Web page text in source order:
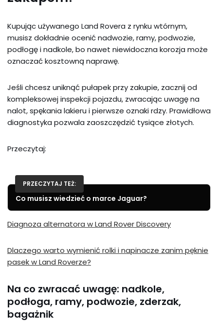
Kupując używanego Land Rovera z rynku wtórnym,
musisz dokładnie ocenić nadwozie, ramy, podwozie,
podłogę i nadkole, bo nawet niewidoczna korozja może
oznaczać kosztowną naprawę.
Jeśli chcesz uniknąć pułapek przy zakupie, zacznij od
kompleksowej inspekcji pojazdu, zwracając uwagę na
nalot, spękania lakieru i pierwsze oznaki rdzy. Prawidłowa
diagnostyka pozwala zaoszczędzić tysiące złotych.
Przeczytaj:
PRZECZYTAJ TEŻ:
Co musisz wiedzieć o marce Jaguar?
Diagnoza alternatora w Land Rover Discovery
Dlaczego warto wymienić rolki i napinacze zanim pęknie
pasek w Land Roverze?
Na co zwracać uwagę: nadkole,
podłoga, ramy, podwozie, zderzak,
bagażnik